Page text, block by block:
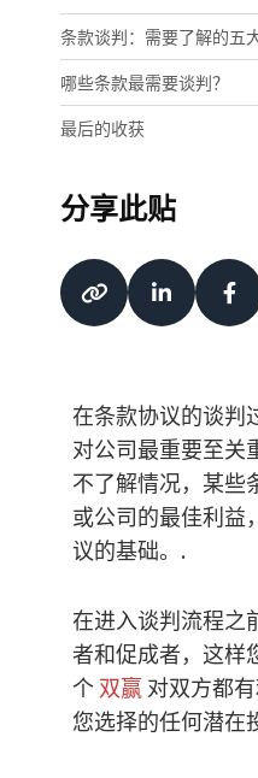
在条款协议的谈判
对公司最重要至关
不了解情况，某些
或公司的最佳利益
议的基础。.
在进入谈判流程之
者和促成者，这样
个 双赢 对双方都
您选择的任何潜在
条款谈判：需要了解的五
哪些条款最需要谈判？
最后的收获
分享此贴